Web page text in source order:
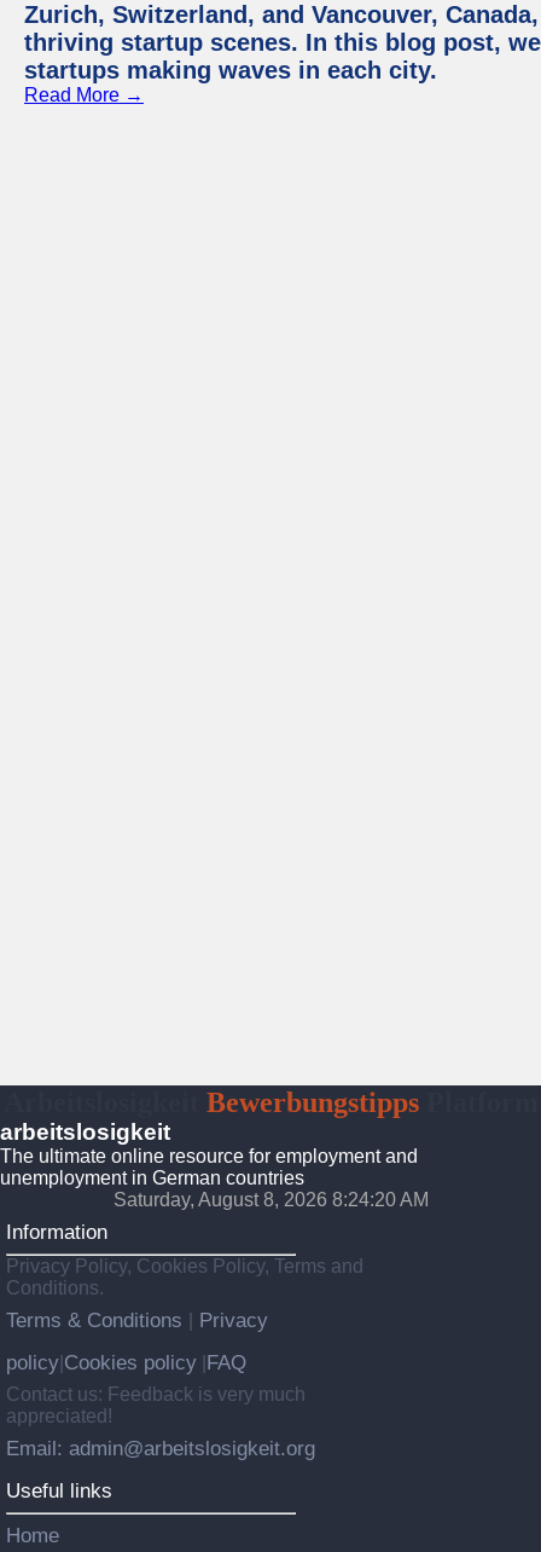
Zurich, Switzerland, and Vancouver,
thriving startup scenes. In this blog post,
startups making waves in each city.
Read More →
BewerbungstippsPlatform
arbeitslosigkeit
The ultimate online resource for employment and
unemployment in German countries
Saturday, August 8, 2026 8:24:21 AM
Information
Privacy Policy, Cookies Policy, Terms and
Conditions.
Terms & Conditions
Privacy
policy Cookies policy FAQ
Contact us: Feedback is very much
appreciated!
Email: admin@arbeitslosigkeit.org
Useful links
Home